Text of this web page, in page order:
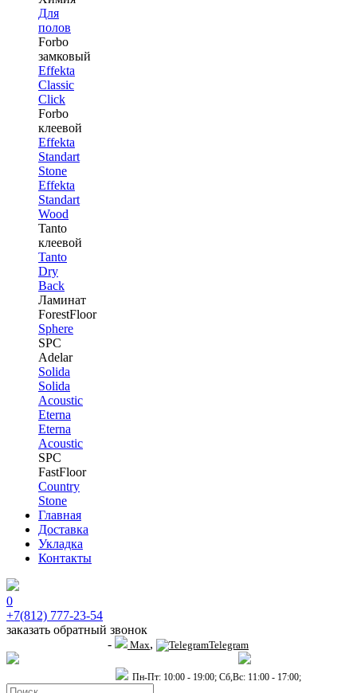
Для
полов
Forbo
замковый
Effekta
Classic
Click
Forbo
клеевой
Effekta
Standart
Stone
Effekta
Standart
Wood
Tanto
клеевой
Tanto
Dry
Back
Ламинат
ForestFloor
Sphere
SPC
Adelar
Solida
Solida
Acoustic
Eterna
Eterna
Acoustic
SPC
FastFloor
Country
Stone
Главная
Доставка
Укладка
Контакты
0
+7(812) 777-23-54
заказать обратный звонок
- Max, Telegram
Пн-Пт: 10:00 - 19:00; Сб,Вс: 11:00 - 17:00;